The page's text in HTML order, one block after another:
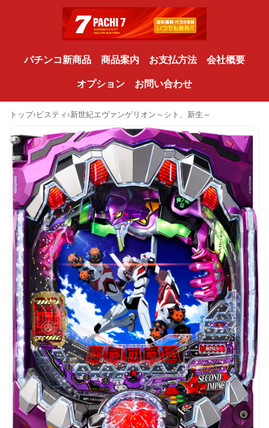
パチンコ新商品 商品案内 お支払方法
会社概要
オプション
お問い合わせ
トップ›ビスティ›新世紀エヴァンゲリオン～シト、新生～